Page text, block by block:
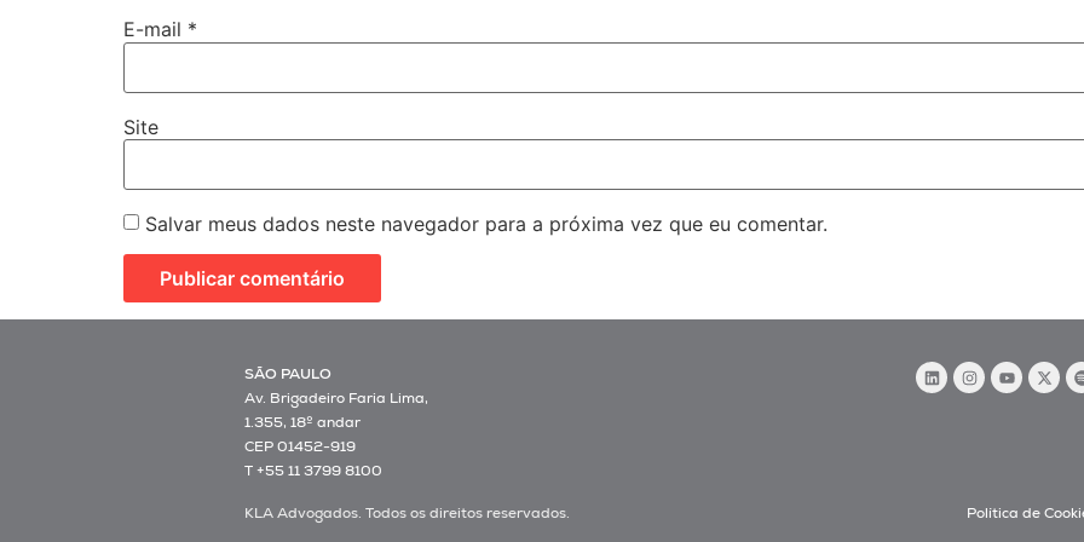
E-mail *
Site
Salvar meus dados neste navegador para a próxima vez que eu comentar.
SÃO PAULO
Av. Brigadeiro Faria Lima,
1.355, 18º andar
CEP 01452-919
T +55 11 3799 8100
KLA Advogados. Todos os direitos reservados. Política de